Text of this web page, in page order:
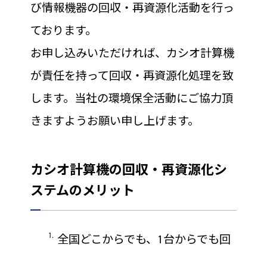
び情報機器の回収・再資源化活動を行っ
ております。
お申し込みいただければ、カシオ計算機
が責任を持って回収・再資源化処理を致
します。当社の環境保全活動にご協力頂
きますようお願い申し上げます。
カシオ計算機の回収・再資源化シ
ステムのメリット
全国どこからでも、1台からでも回